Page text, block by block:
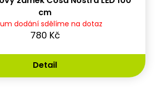
cm
dodání sdělíme na dotaz
780 Kč
Detail